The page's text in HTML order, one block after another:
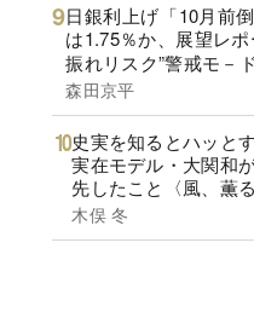
日銀利上げ「10月前
は1.75％か、展望レ
振れリスク”警戒モ－ド
森田京平
史実を知るとハッと
実在モデル・大関和
先したこと〈風、薫
木俣 冬